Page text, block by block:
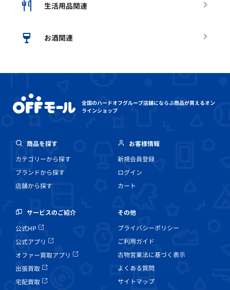
生活用品関連
お酒関連
全国のハードオフグループ店舗にならぶ商品が買えるオン
ラインショップ
商品を探す
カテゴリーから探す
ブランドから探す
店舗から探す
お客様情報
新規会員登録
ログイン
カート
サービスのご紹介
公式HP
公式アプリ
オファー買取アプリ
出張買取
宅配買取
その他
プライバシーポリシー
ご利用ガイド
古物営業法に基づく表示
よくある質問
サイトマップ